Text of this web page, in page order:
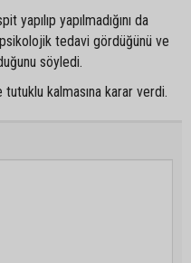
yapılıp yapılmadığını da
psikolojik tedavi gördüğünü ve
söyledi.
tutuklu kalmasına karar verdi.